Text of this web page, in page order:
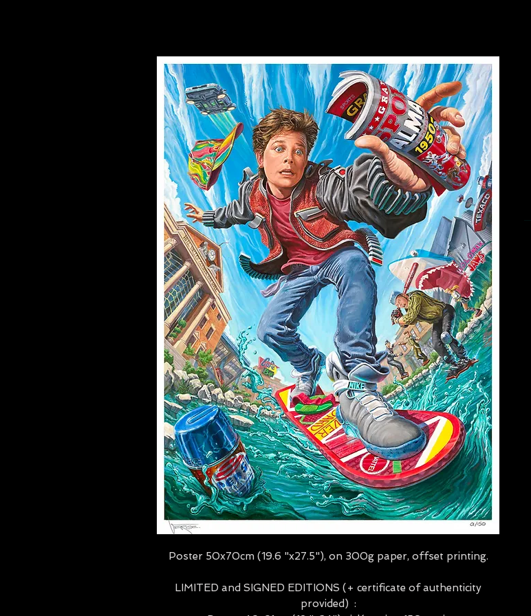
Poster 50x70cm (19.6 "x27.5"), on 300g paper, offset printing.
LIMITED and SIGNED EDITIONS (+ certificate of authenticity
provided) :